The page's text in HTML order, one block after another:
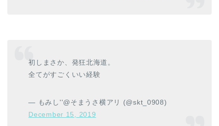
初しまさか、発狂北海道。
全てがすごくいい経験
— もみし''@そまうさ横アリ (@skt_0908)
December 15, 2019